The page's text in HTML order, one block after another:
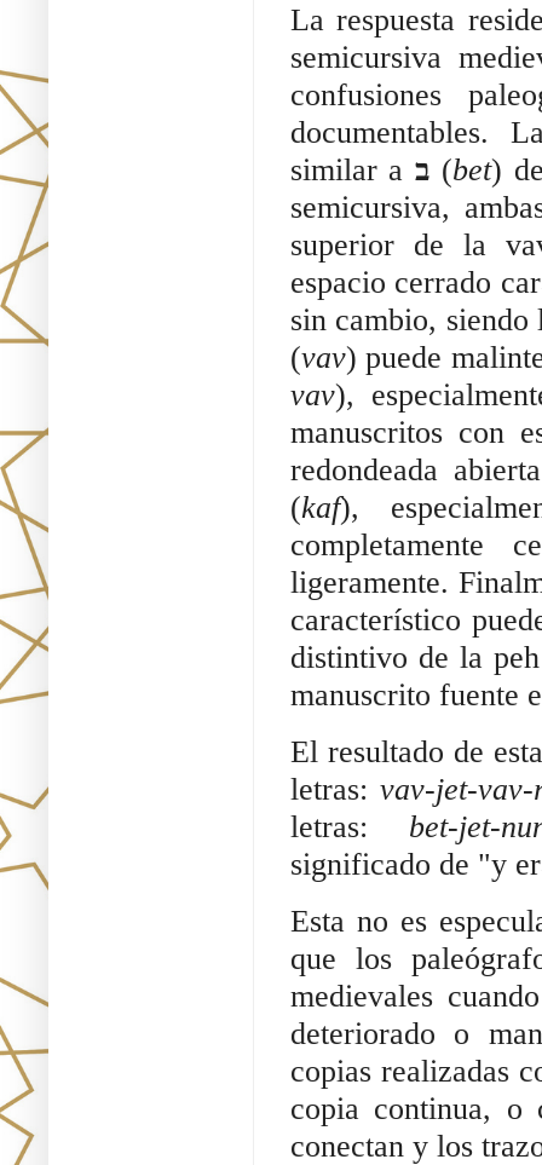
La respuesta
semicursiva
confusiones
documentables.
similar a ב (bet)
semicursiva,
superior de la
espacio cerrado
sin cambio, siendo
(vav) puede
vav),
manuscritos con
redondeada
(kaf),
ligeramente.
característico
distintivo de la
manuscrito fuente
El resultado de
letras: vav-jet-vav-
letras: bet-jet-
significado de "y
Esta no es
que los
medievales
deteriorado o
copias realizadas
copia continua, o
conectan y los